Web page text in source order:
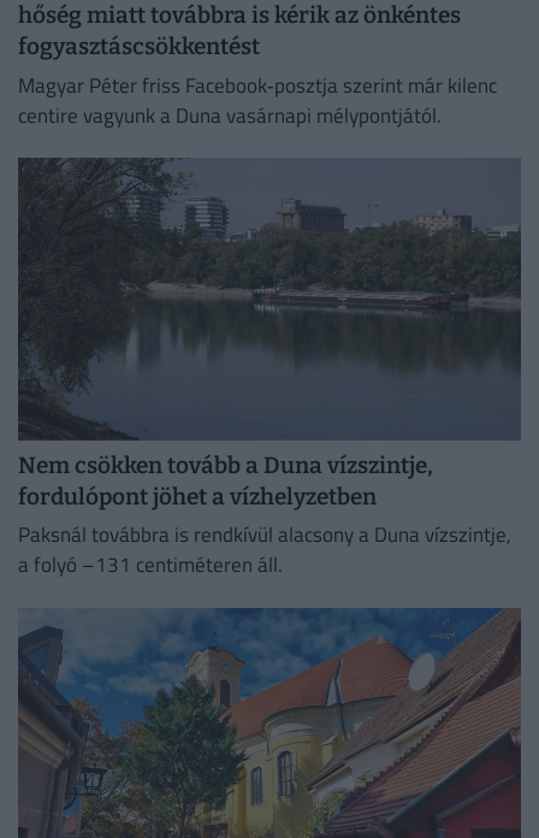
hőség miatt továbbra is kérik az önkéntes
fogyasztáscsökkentést
Magyar Péter friss Facebook‑posztja szerint már kilenc
centire vagyunk a Duna vasárnapi mélypontjától.
Nem csökken tovább a Duna vízszintje,
fordulópont jöhet a vízhelyzetben
Paksnál továbbra is rendkívül alacsony a Duna vízszintje,
a folyó –131 centiméteren áll.